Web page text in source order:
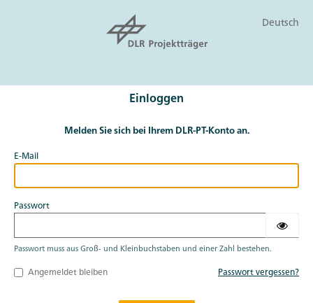
Deutsch
Einloggen
Melden Sie sich bei Ihrem DLR-PT-Konto an.
E-Mail
Passwort
Passwort muss aus Groß- und Kleinbuchstaben und einer Zahl bestehen.
Angemeldet bleiben Passwort vergessen?